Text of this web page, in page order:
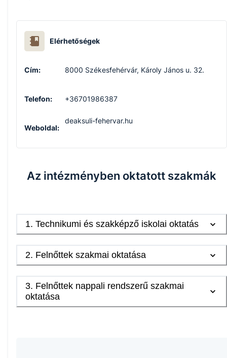
Elérhetőségek
Cím: 8000 Székesfehérvár, Károly János u. 32.
Telefon: +36701986387
Weboldal:
deaksuli-fehervar.hu
Az intézményben oktatott szakmák
1. Technikumi és szakképző iskolai oktatás
2. Felnőttek szakmai oktatása
3. Felnőttek nappali rendszerű szakmai
oktatása